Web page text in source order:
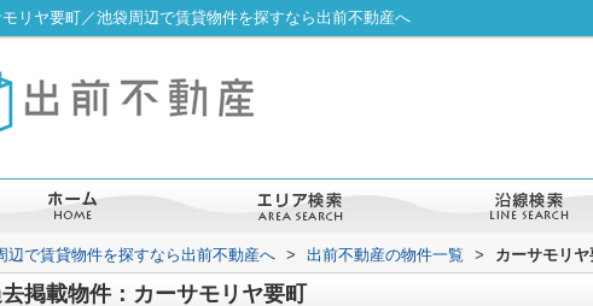
リヤ要町／池袋周辺で賃貸物件を探すなら出前不動産へ
辺で賃貸物件を探すなら出前不動産へ > 出前不動産の物件一覧 > カーサモリヤ
掲載物件：カーサモリヤ要町